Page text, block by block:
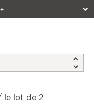
le lot de 2